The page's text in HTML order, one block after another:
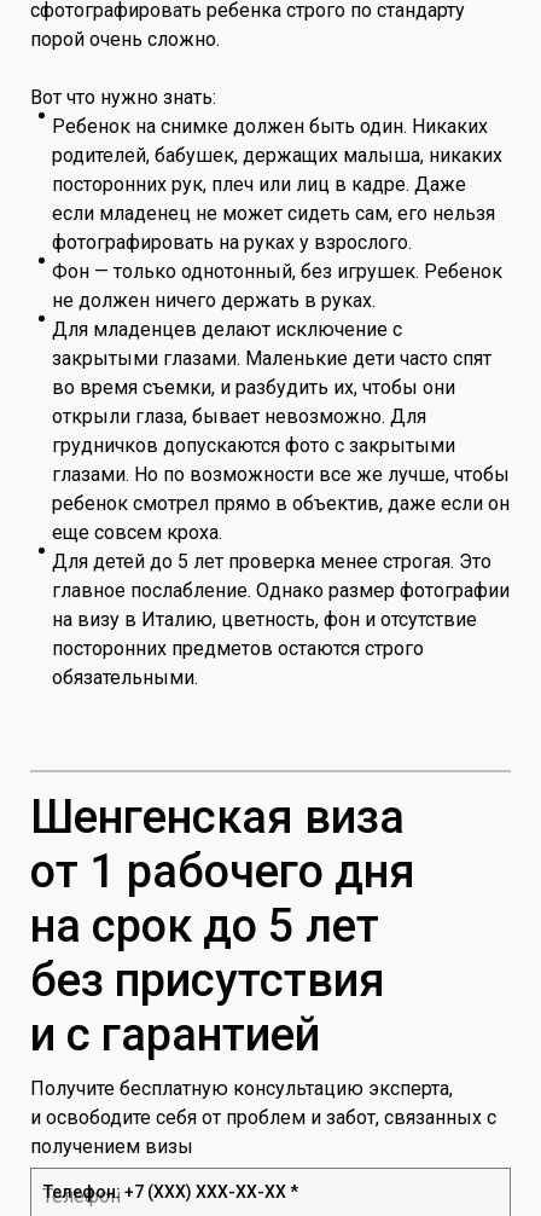
сфотографировать ребенка строго по стандарту
порой очень сложно.
Вот что нужно знать:
Ребенок на снимке должен быть один. Никаких
родителей, бабушек, держащих малыша, никаких
посторонних рук, плеч или лиц в кадре. Даже
если младенец не может сидеть сам, его нельзя
фотографировать на руках у взрослого.
Фон — только однотонный, без игрушек. Ребенок
не должен ничего держать в руках.
Для младенцев делают исключение с
закрытыми глазами. Маленькие дети часто спят
во время съемки, и разбудить их, чтобы они
открыли глаза, бывает невозможно. Для
грудничков допускаются фото с закрытыми
глазами. Но по возможности все же лучше, чтобы
ребенок смотрел прямо в объектив, даже если он
еще совсем кроха.
Для детей до 5 лет проверка менее строгая. Это
главное послабление. Однако размер фотографии
на визу в Италию, цветность, фон и отсутствие
посторонних предметов остаются строго
обязательными.
Шенгенская виза
от 1 рабочего дня
на срок до 5 лет
без присутствия
и с гарантией
Получите бесплатную консультацию эксперта,
и освободите себя от проблем и забот, связанных с
получением визы
Телефон: +7 (ХХХ) ХХХ-ХХ-ХХ *